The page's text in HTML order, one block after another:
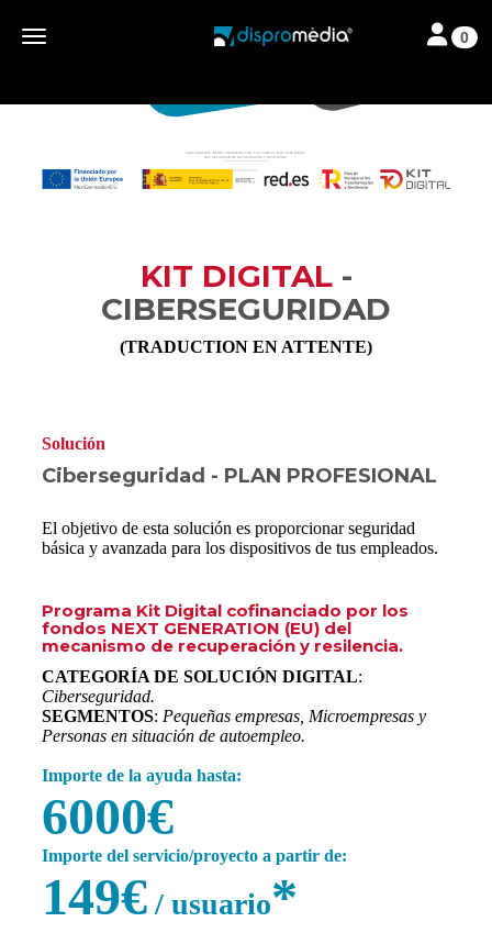
Toggle navigation Toggle
0
KIT DIGITAL-
CIBERSEGURIDAD
(TRADUCTION EN ATTENTE)
Solución
Ciberseguridad - PLAN PROFESIONAL
El objetivo de esta solución es proporcionar seguridad
básica y avanzada para los dispositivos de tus empleados.
Programa Kit Digital cofinanciado por los
fondos NEXT GENERATION (EU) del
mecanismo de recuperación y resilencia.
CATEGORÍA DE SOLUCIÓN DIGITAL:
Ciberseguridad.
SEGMENTOS: Pequeñas empresas, Microempresas y
Personas en situación de autoempleo.
Importe de la ayuda hasta:
6000€
Importe del servicio/proyecto a partir de:
149€ / usuario*